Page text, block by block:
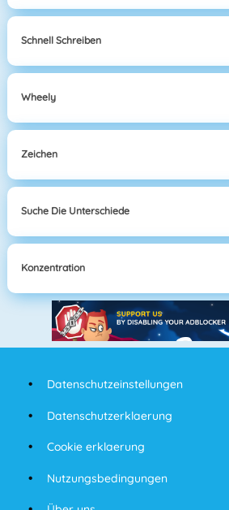
Schnell Schreiben
Wheely
Zeichen
Suche Die Unterschiede
Konzentration
Datenschutzeinstellungen
Datenschutzerklaerung
Cookie erklaerung
Nutzungsbedingungen